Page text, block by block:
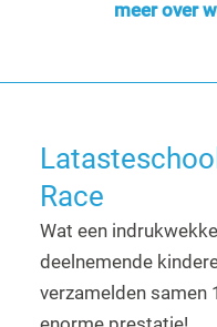
meer over
Race
Wat een
deelnemende
verzamelden samen